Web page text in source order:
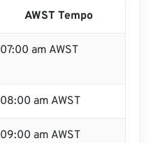
AWST Tempo
07:00 am AWST
08:00 am AWST
09:00 am AWST